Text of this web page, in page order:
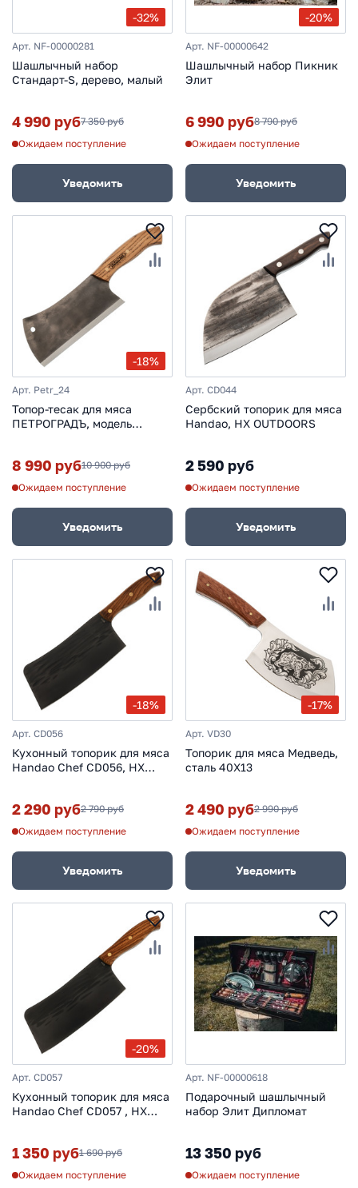
-32%
Арт. NF-00000281
Шашлычный набор
Стандарт-S, дерево, малый
4 990 руб7 350 руб
Ожидаем поступление
Уведомить
-20%
Арт. NF-00000642
Шашлычный набор Пикник
Элит
6 990 руб8 790 руб
Ожидаем поступление
Уведомить
-18%
Арт. Petr_24
Топор-тесак для мяса
ПЕТРОГРАДЪ, модель
8 990 руб10 900 руб
Ожидаем поступление
Уведомить
Арт. CD044
Сербский топорик для мяса
Handao, HX OUTDOORS
2 590 руб
Ожидаем поступление
Уведомить
-18%
Арт. CD056
Кухонный топорик для мяса
Handao Chef CD056, HX
2 290 руб2 790 руб
Ожидаем поступление
Уведомить
-17%
Арт. VD30
Топорик для мяса Медведь,
сталь 40Х13
2 490 руб2 990 руб
Ожидаем поступление
Уведомить
-20%
Арт. CD057
Кухонный топорик для мяса
Handao Chef CD057 , HX
1 350 руб1 690 руб
Ожидаем поступление
Арт. NF-00000618
Подарочный шашлычный
набор Элит Дипломат
13 350 руб
Ожидаем поступление